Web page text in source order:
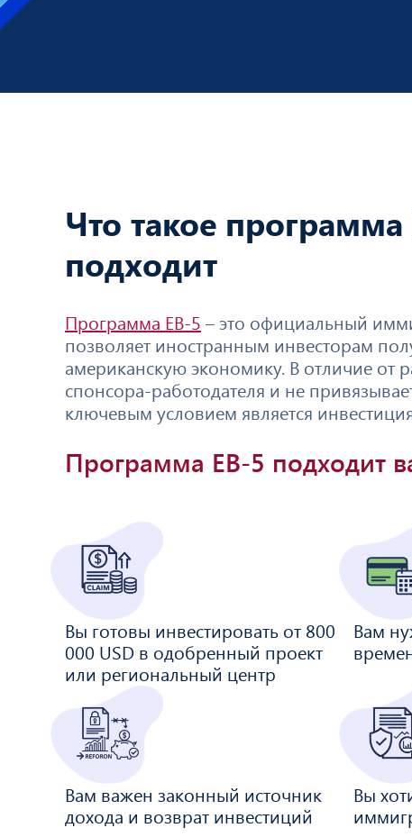
Что такое
подходит
Программа EB-5 – это официальный
позволяет иностранным инвесторам
американскую экономику. В отличие от
спонсора-работодателя и не
ключевым условием является
Программа EB-5 подходит
Вы готовы инвестировать от 800
000 USD в одобренный проект
или региональный центр
Вам
Вам важен законный источник
дохода и возврат инвестиций
Вы